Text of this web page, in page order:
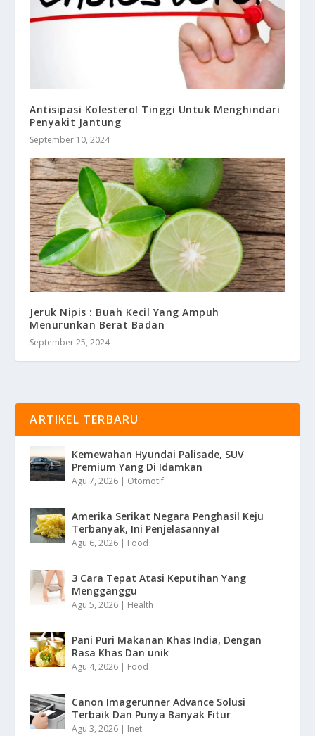
Antisipasi Kolesterol Tinggi Untuk Menghindari
Penyakit Jantung
September 10, 2024
Jeruk Nipis : Buah Kecil Yang Ampuh
Menurunkan Berat Badan
September 25, 2024
ARTIKEL TERBARU
Kemewahan Hyundai Palisade, SUV
Premium Yang Di Idamkan
Agu 7, 2026 | Otomotif
Amerika Serikat Negara Penghasil Keju
Terbanyak, Ini Penjelasannya!
Agu 6, 2026 | Food
3 Cara Tepat Atasi Keputihan Yang
Mengganggu
Agu 5, 2026 | Health
Pani Puri Makanan Khas India, Dengan
Rasa Khas Dan unik
Agu 4, 2026 | Food
Canon Imagerunner Advance Solusi
Terbaik Dan Punya Banyak Fitur
Agu 3, 2026 | Inet